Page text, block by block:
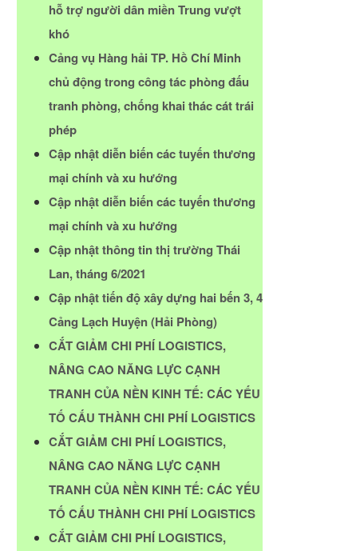
hỗ trợ người dân miền Trung vượt
khó
Cảng vụ Hàng hải TP. Hồ Chí Minh
chủ động trong công tác phòng đấu
tranh phòng, chống khai thác cát trái
phép
Cập nhật diễn biến các tuyến thương
mại chính và xu hướng
Cập nhật diễn biến các tuyến thương
mại chính và xu hướng
Cập nhật thông tin thị trường Thái
Lan, tháng 6/2021
Cập nhật tiến độ xây dựng hai bến 3, 4
Cảng Lạch Huyện (Hải Phòng)
CẮT GIẢM CHI PHÍ LOGISTICS,
NÂNG CAO NĂNG LỰC CẠNH
TRANH CỦA NỀN KINH TẾ: CÁC YẾU
TỐ CẤU THÀNH CHI PHÍ LOGISTICS
CẮT GIẢM CHI PHÍ LOGISTICS,
NÂNG CAO NĂNG LỰC CẠNH
TRANH CỦA NỀN KINH TẾ: CÁC YẾU
TỐ CẤU THÀNH CHI PHÍ LOGISTICS
CẮT GIẢM CHI PHÍ LOGISTICS,